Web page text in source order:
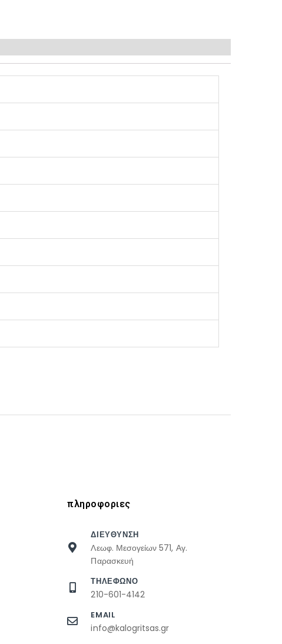
πληροφοριες
ΔΙΕΥΘΥΝΣΗ
Λεωφ. Μεσογείων 571, Αγ.
Παρασκευή
ΤΗΛΕΦΩΝΟ
210-601-4142
EMAIL
info@kalogritsas.gr